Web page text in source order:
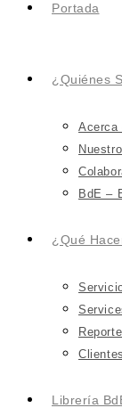
Portada
¿Quiénes
Acerca
BdE –
¿Qué
Clientes
Librería